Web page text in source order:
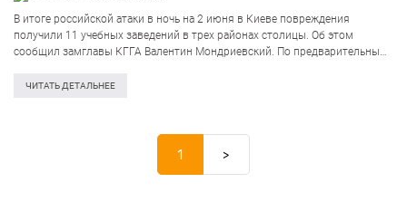
В итоге российской атаки в ночь на 2 июня в Киеве повреждения
получили 11 учебных заведений в трех районах столицы. Об этом
сообщил замглавы КГГА Валентин Мондриевский. По предварительным
профтехобразования и техникум…
ЧИТАТЬ ДЕТАЛЬНЕЕ
1 >